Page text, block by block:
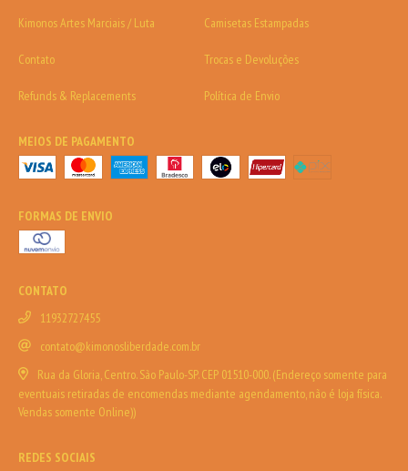
Kimonos Artes Marciais / Luta Camisetas Estampadas
Contato Trocas e Devoluções
Refunds & Replacements Política de Envio
MEIOS DE PAGAMENTO
FORMAS DE ENVIO
CONTATO
11932727455
contato@kimonosliberdade.com.br
Rua da Gloria, Centro. São Paulo-SP. CEP 01510-000. (Endereço somente para
eventuais retiradas de encomendas mediante agendamento, não é loja física.
Vendas somente Online))
REDES SOCIAIS